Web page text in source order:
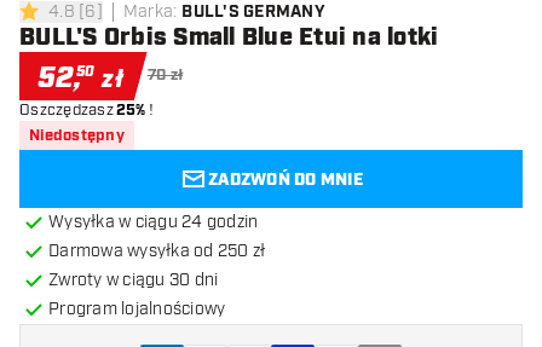
4.8 gwiazdki oceny
4.8 [6] Marka: BULL'S GERMANY
BULL'S Orbis Small Blue Etui na lotki
52,50 zł 70 zł
Oszczędzasz25% !
Niedostępny
ZADZWOŃ DO MNIE
Wysyłka w ciągu 24 godzin
Darmowa wysyłka od 250 zł
Zwroty w ciągu 30 dni
Program lojalnościowy